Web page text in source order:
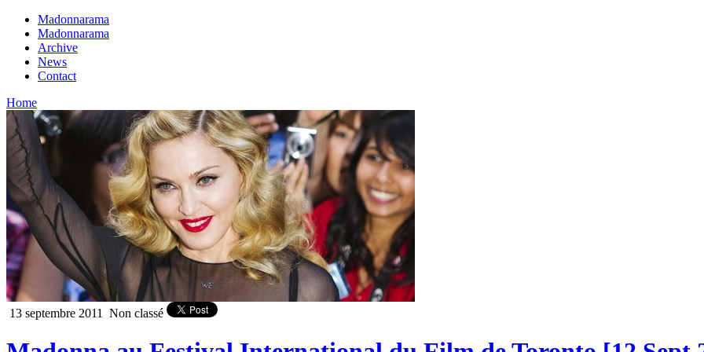
Madonnarama
Madonnarama
Archive
News
Contact
Home
13 septembre 2011 Non classé